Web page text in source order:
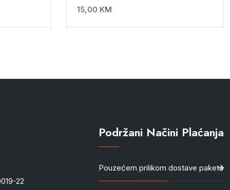
15,00 KM
22
Podržani Načini Plaćanja
Pouzećem prilikom dostave paketa